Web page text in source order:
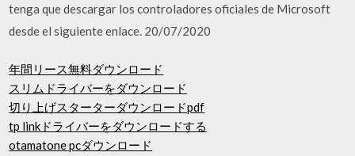
tenga que descargar los controladores oficiales de Microsoft
desde el siguiente enlace. 20/07/2020
年間リース無料ダウンロード
スリムドライバーをダウンロード
切り上げスターターダウンロードpdf
tp linkドライバーをダウンロードする
otamatone pcダウンロード